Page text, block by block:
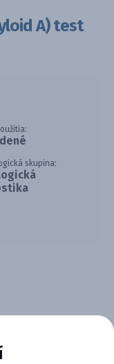
A) test
skupina: